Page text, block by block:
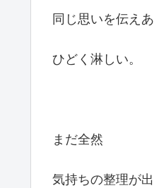
同じ思いを伝え
ひどく淋しい。
まだ全然
気持ちの整理が